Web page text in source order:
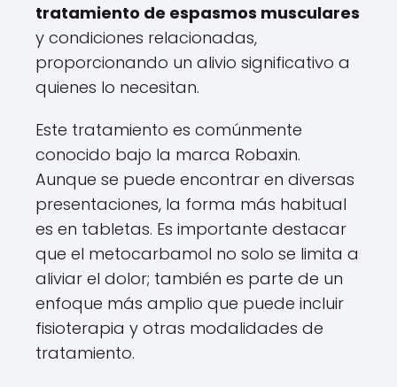
tratamiento de espasmos musculares
y condiciones relacionadas,
proporcionando un alivio significativo a
quienes lo necesitan.
Este tratamiento es comúnmente
conocido bajo la marca Robaxin.
Aunque se puede encontrar en diversas
presentaciones, la forma más habitual
es en tabletas. Es importante destacar
que el metocarbamol no solo se limita a
aliviar el dolor; también es parte de un
enfoque más amplio que puede incluir
fisioterapia y otras modalidades de
tratamiento.